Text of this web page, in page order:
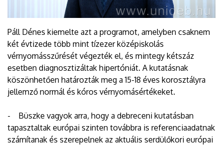
Páll Dénes kiemelte azt a programot, amelyben csaknem
két évtizede több mint tízezer középiskolás
vérnyomásszűrését végezték el, és mintegy kétszáz
esetben diagnosztizáltak hipertóniát. A kutatásnak
köszönhetően határozták meg a 15-18 éves korosztályra
jellemző normál és kóros vérnyomásértékeket.
- Büszke vagyok arra, hogy a debreceni kutatásban
tapasztaltak európai szinten továbbra is referenciaadatnak
számítanak és szerepelnek az aktuális serdülőkori európai